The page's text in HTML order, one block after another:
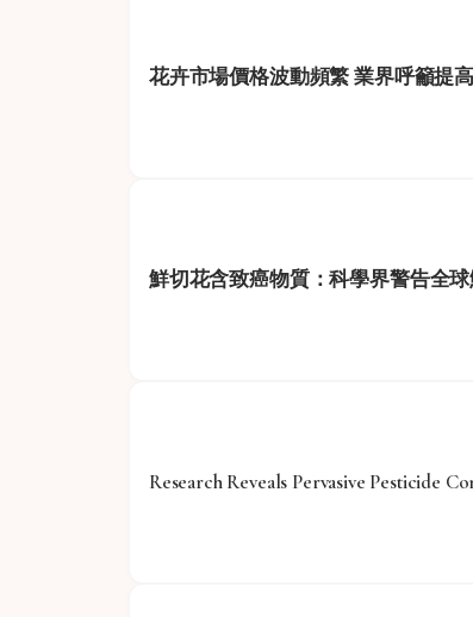
花卉市場價格波動頻繁 業界呼籲提
鮮切花含致癌物質：科學界警告全
Research Reveals Pervasive Pesticide